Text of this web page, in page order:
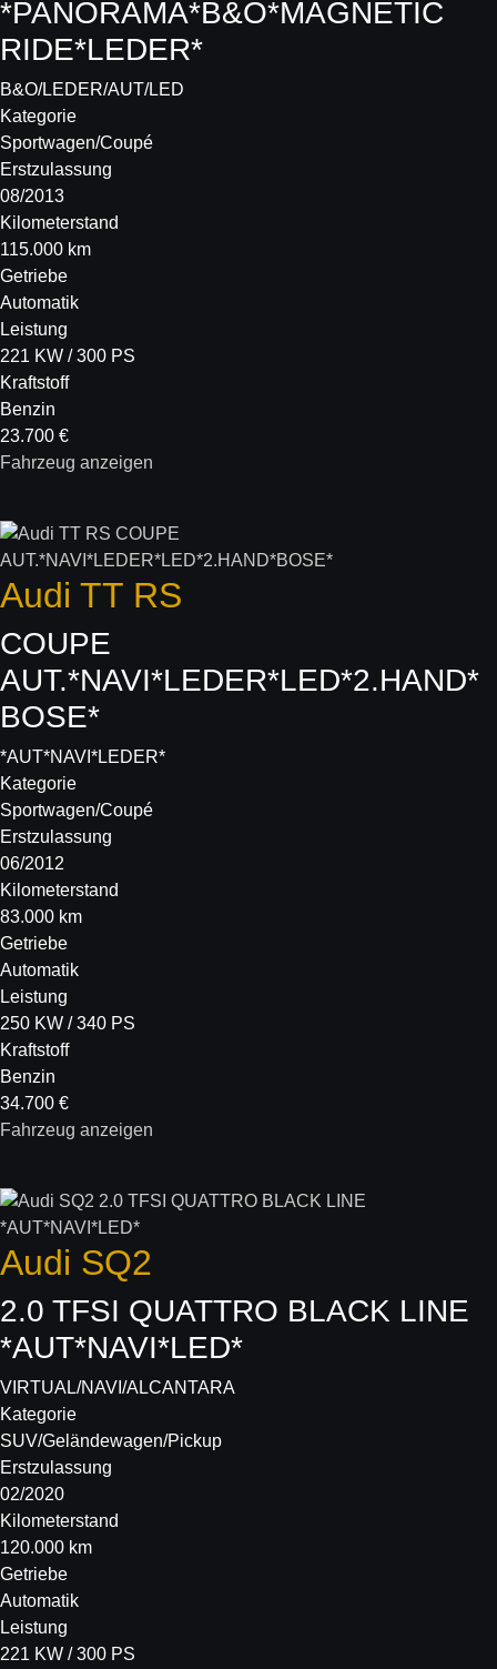
*PANORAMA*B&O*MAGNETIC
RIDE*LEDER*
B&O/LEDER/AUT/LED
Kategorie
Sportwagen/Coupé
Erstzulassung
08/2013
Kilometerstand
115.000 km
Getriebe
Automatik
Leistung
221 KW / 300 PS
Kraftstoff
Benzin
23.700 €
Fahrzeug anzeigen
Audi TT RS
COUPE
AUT.*NAVI*LEDER*LED*2.HAND*
BOSE*
*AUT*NAVI*LEDER*
Kategorie
Sportwagen/Coupé
Erstzulassung
06/2012
Kilometerstand
83.000 km
Getriebe
Automatik
Leistung
250 KW / 340 PS
Kraftstoff
Benzin
34.700 €
Fahrzeug anzeigen
Audi SQ2
2.0 TFSI QUATTRO BLACK LINE
*AUT*NAVI*LED*
VIRTUAL/NAVI/ALCANTARA
Kategorie
SUV/Geländewagen/Pickup
Erstzulassung
02/2020
Kilometerstand
120.000 km
Getriebe
Automatik
Leistung
221 KW / 300 PS